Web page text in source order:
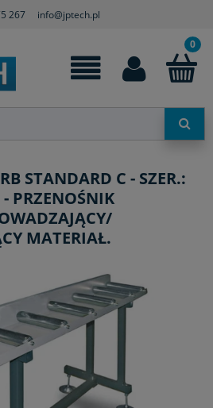
267 info@jptech.pl
STANDARD C - SZER.:
PRZENOŚNIK
MATERIAŁ.